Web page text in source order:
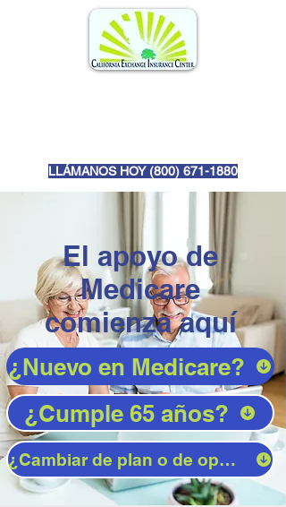
LLÁMANOS HOY (800) 671-1880
El apoyo de
Medicare
comienza aquí
¿Nuevo en Medicare?
¿Cumple 65 años?
¿Cambiar de plan o de operador?